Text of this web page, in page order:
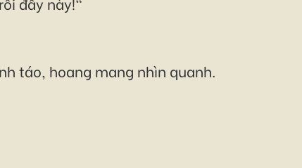
táo, hoang mang nhìn quanh.